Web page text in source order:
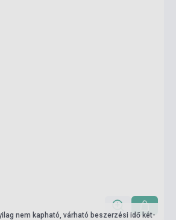
nem kapható, várható beszerzési idő két-